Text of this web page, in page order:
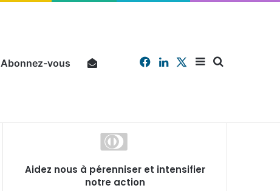
Abonnez-vous Sidebar
X
Linkedin
Facebook
Aidez nous à pérenniser et intensifier
notre action